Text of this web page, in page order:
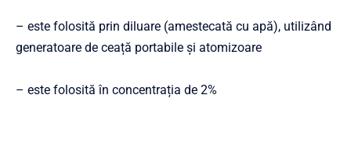
– este folosită prin diluare (amestecată cu apă), utilizând
generatoare de ceață portabile și atomizoare
– este folosită în concentrația de 2%